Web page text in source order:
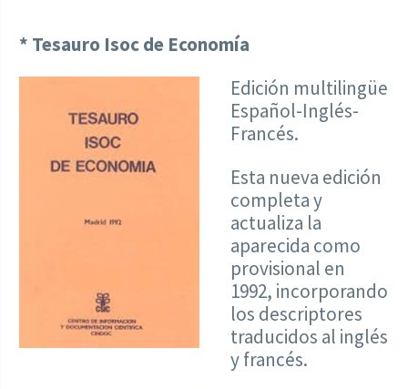
* Tesauro Isoc de Economía
Edición multilingüe
Español-Inglés-
Francés.
Esta nueva edición
completa y
actualiza la
aparecida como
provisional en
1992, incorporando
los descriptores
traducidos al inglés
y francés.